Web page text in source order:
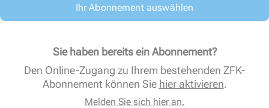
Ihr Abonnement auswählen
Sie haben bereits ein Abonnement?
Den Online-Zugang zu Ihrem bestehenden ZFK-
Abonnement können Sie hier aktivieren.
Melden Sie sich hier an.